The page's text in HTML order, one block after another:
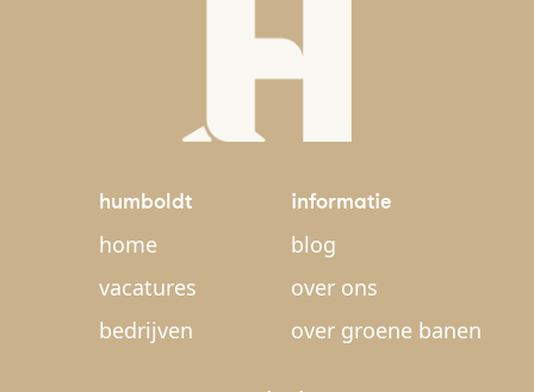
humboldt
home
vacatures
bedrijven
informatie
blog
over ons
over groene banen